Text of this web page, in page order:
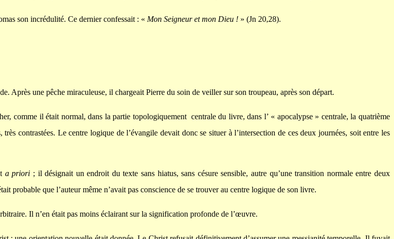
son incrédulité. Ce dernier confessait : «Mon Seigneur et mon Dieu ! » (Jn 20,28).
Après une pêche miraculeuse, il chargeait Pierre du soin de veiller sur son troupeau, après son départ.
comme il était normal, dans la partie topologiquement centrale du livre, dans l’ « apocalypse » centrale, la quatrième
contrastées. Le centre logique de l’évangile devait donc se situer à l’intersection de ces deux journées, soit entre les
a priori ; il désignait un endroit du texte sans hiatus, sans césure sensible, autre qu’une transition normale entre deux
probable que l’auteur même n’avait pas conscience de se trouver au centre logique de son livre.
Il n’en était pas moins éclairant sur la signification profonde de l’œuvre.